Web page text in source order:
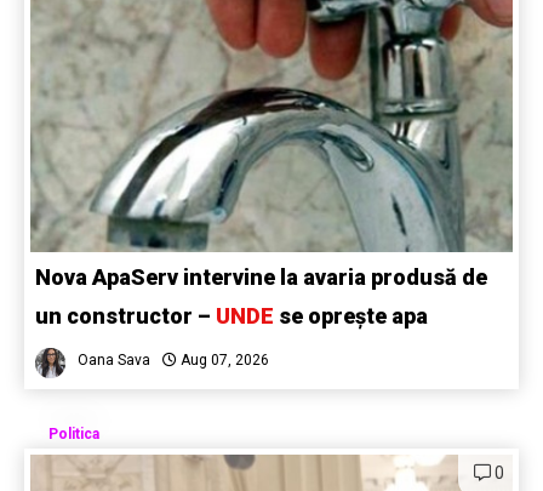
Nova ApaServ intervine la avaria produsă de
un constructor – UNDE se oprește apa
Oana Sava Aug 07, 2026
Politica
0